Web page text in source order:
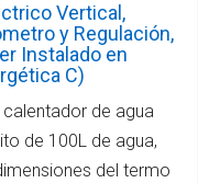
Vertical,
y Regulación,
Instalado en
C)
calentador de agua
de 100L de agua,
del termo